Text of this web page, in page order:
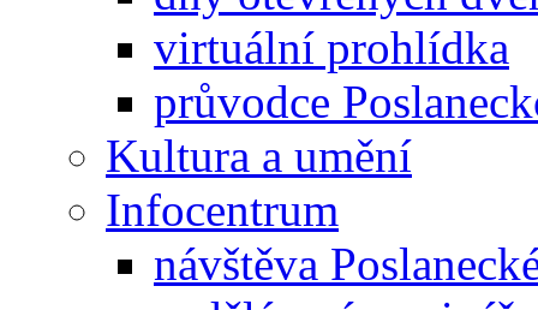
virtuální prohlídka
průvodce
Kultura a umění
Infocentrum
návštěva